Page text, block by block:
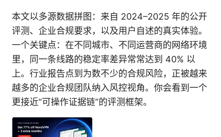
本文以多源数据拼图：来自 2024–2025 年的公开
评测、企业合规要求，以及用户自述的真实体验。
一个关键点：在不同城市、不同运营商的网络环境
里，同一条线路的稳定率差异常常达到 40% 以
上。行业报告点到为数不少的合规风险，正被越来
越多的企业合规团队纳入风控视角。你会看到一个
更接近“可操作证据链”的评测框架。